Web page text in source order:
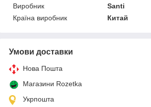
Виробник
Santi
Країна виробник
Китай
Умови доставки
Нова Пошта
Магазини Rozetka
Укрпошта